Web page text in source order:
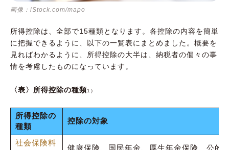
画像：iStock.com/mapo
所得控除は、全部で15種類となります。各控除の内容を簡単
に把握できるように、以下の一覧表にまとめました。概要を
見ればわかるように、所得控除の大半は、納税者の個々の事
情を考慮したものになっています。
〈表〉所得控除の種類1）
所得控除の
種類
控除の対象
社会保険料
健康保険、国民年金、厚生年金保険、公的